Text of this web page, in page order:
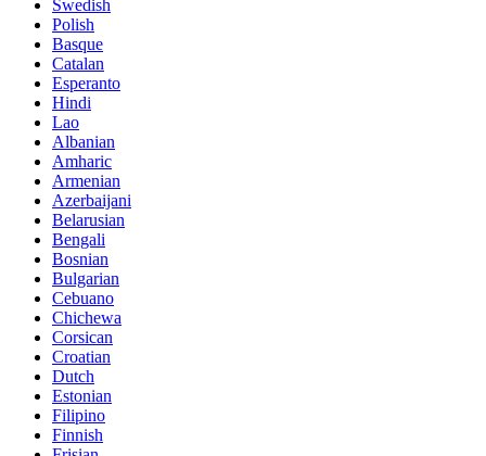
Swedish
Polish
Basque
Catalan
Esperanto
Hindi
Lao
Albanian
Amharic
Armenian
Azerbaijani
Belarusian
Bengali
Bosnian
Bulgarian
Cebuano
Chichewa
Corsican
Croatian
Dutch
Estonian
Filipino
Finnish